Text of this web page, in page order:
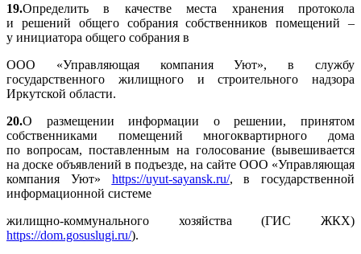
19.Определить в качестве места хранения протокола
и решений общего собрания собственников помещений –
у инициатора общего собрания в
ООО «Управляющая компания Уют», в службу
государственного жилищного и строительного надзора
Иркутской области.
20.О размещении информации о решении, принятом
собственниками помещений многоквартирного дома
по вопросам, поставленным на голосование (вывешивается
на доске объявлений в подъезде, на сайте ООО «Управляющая
компания Уют» https://uyut-sayansk.ru/, в государственной
информационной системе
жилищно-коммунального хозяйства (ГИС ЖКХ)
https://dom.gosuslugi.ru/).